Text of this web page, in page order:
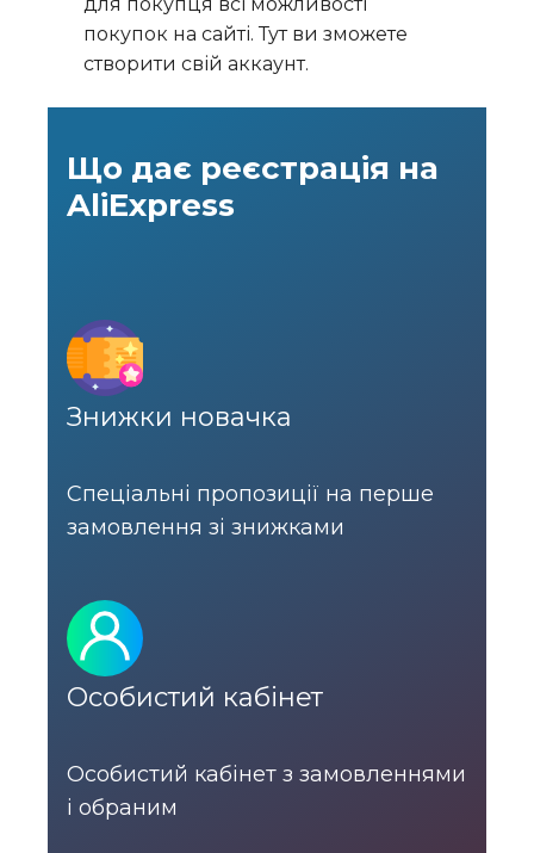
покупок на сайті. Тут ви зможете
створити свій аккаунт.
Що дає реєстрація на
AliExpress
Знижки новачка
Спеціальні пропозиції на перше
замовлення зі знижками
Особистий кабінет
Особистий кабінет з замовленнями
і обраним